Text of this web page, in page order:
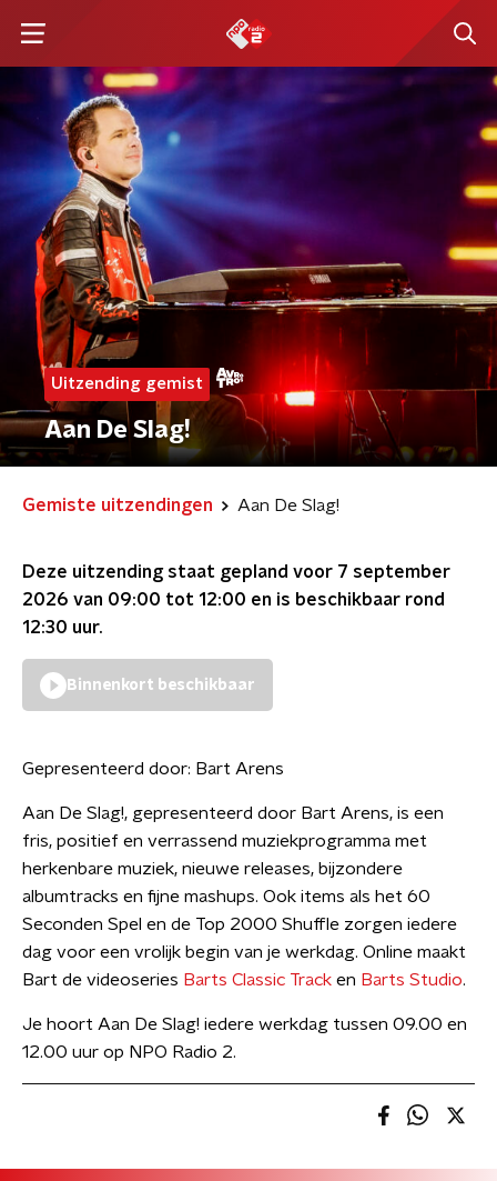
Uitzending gemist
Aan De Slag!
Gemiste uitzendingen Aan De Slag!
Deze uitzending staat gepland voor 7 september
2026 van 09:00 tot 12:00 en is beschikbaar rond
12:30 uur.
Binnenkort beschikbaar
Gepresenteerd door: Bart Arens
Aan De Slag!, gepresenteerd door Bart Arens, is een
fris, positief en verrassend muziekprogramma met
herkenbare muziek, nieuwe releases, bijzondere
albumtracks en fijne mashups. Ook items als het 60
Seconden Spel en de Top 2000 Shuffle zorgen iedere
dag voor een vrolijk begin van je werkdag. Online maakt
Bart de videoseries Barts Classic Track en Barts Studio.
Je hoort Aan De Slag! iedere werkdag tussen 09.00 en
12.00 uur op NPO Radio 2.